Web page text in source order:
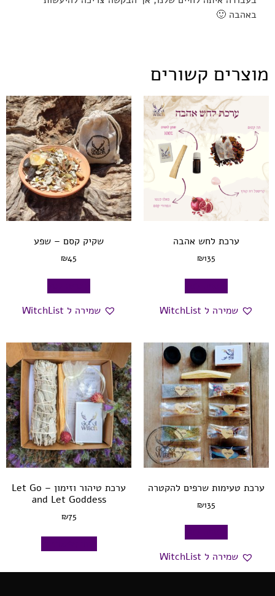
באהבה 🙂
מוצרים קשורים
ערכת לחש אהבה
₪135
שמירה ל WitchList
שקיק קסם – שפע
₪45
שמירה ל WitchList
ערכת טעימות שרפים להקטרה
₪135
שמירה ל WitchList
ערכת טיהור וזימון – Let Go
and Let Goddess
₪75